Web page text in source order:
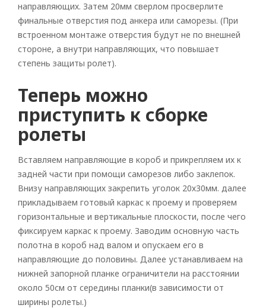
направляющих. Затем 20мм сверлом просверлите
финальные отверстия под анкера или саморезы. (При
встроенном монтаже отверстия будут не по внешней
стороне, а внутри направляющих, что повышает
степень защиты ролет).
Теперь можно
приступить к сборке
ролеты
Вставляем направляющие в короб и прикрепляем их к
задней части при помощи саморезов либо заклепок.
Внизу направляющих закрепить уголок 20х30мм. далее
прикладываем готовый каркас к проему и проверяем
горизонтальные и вертикальные плоскости, после чего
фиксируем каркас к проему. Заводим основную часть
полотна в короб над валом и опускаем его в
направляющие до половины. Далее устанавливаем на
нижней запорной планке ограничители на расстоянии
около 50см от середины планки(в зависимости от
ширины ролеты.)